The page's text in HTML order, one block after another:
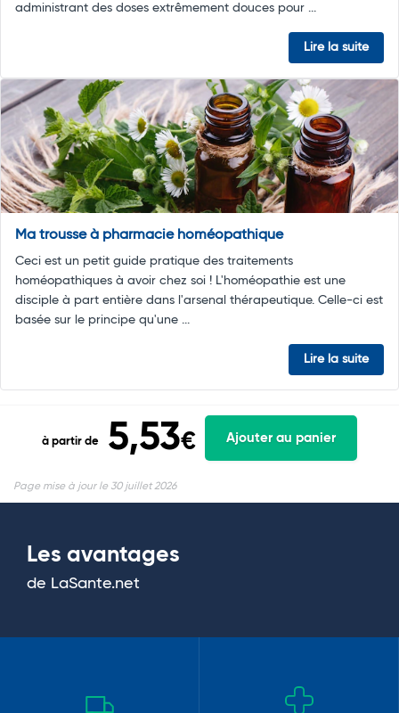
administrant des doses extrêmement douces pour ...
Lire la suite
Ma trousse à pharmacie homéopathique
Ceci est un petit guide pratique des traitements
homéopathiques à avoir chez soi ! L'homéopathie est une
disciple à part entière dans l'arsenal thérapeutique. Celle-ci est
basée sur le principe qu'une ...
Lire la suite
à partir de 5,53€ Ajouter au panier
Page mise à jour le 30 juillet 2026
Les avantages
de LaSante.net